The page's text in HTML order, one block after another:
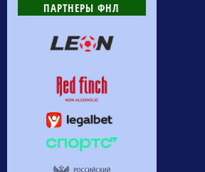
ПАРТНЕРЫ ФНЛ